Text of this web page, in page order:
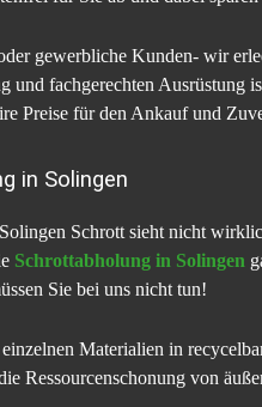
gewerbliche Kunden- wir
und fachgerechten Ausrüstung
Preise für den Ankauf und
in Solingen
Schrott sieht nicht
Schrottabholung in Solingen
Sie bei uns nicht tun!
Materialien in
Ressourcenschonung von